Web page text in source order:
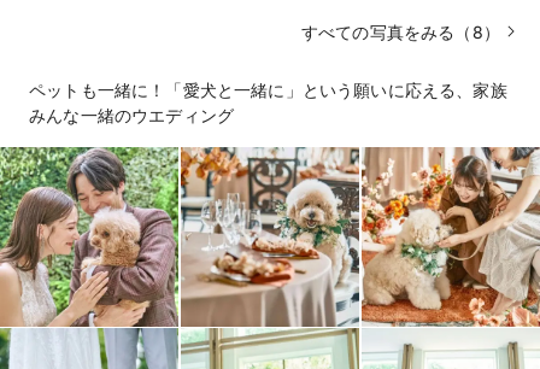
すべての写真をみる（8）
ペットも一緒に！「愛犬と一緒に」という願いに応える、家族
みんな一緒のウエディング